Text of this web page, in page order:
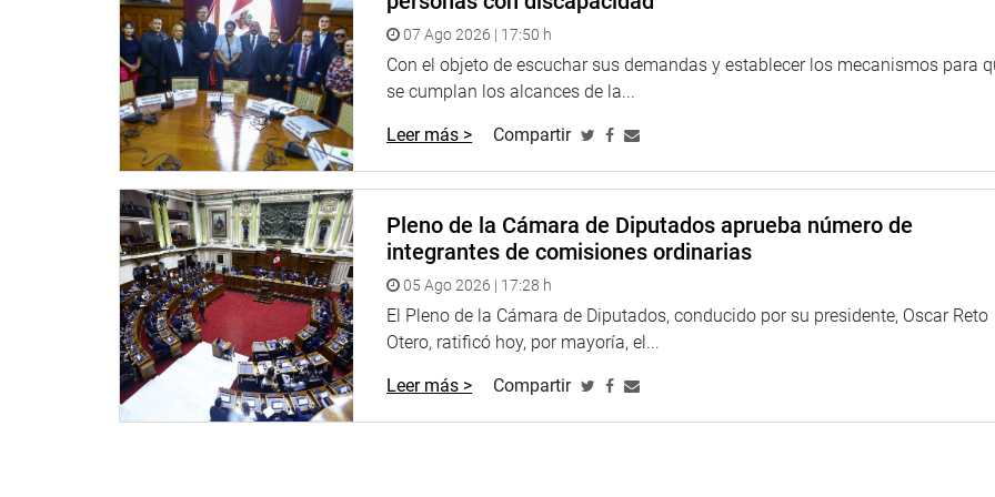
Ética al haber formulado declaraciones públicas agraviantes en perjuicio de su colega José Cueto Aservi
(Avanza País) y, por lo tanto, se le impuso una multa pecuniaria equivalente a 15 días de su remuneración.
OFICINA DE COMUNICACIONES
07 Ago 2026 | 17:50 h
Con el objeto de escuchar sus demandas y establecer los mecanismos para
se cumplan los alcances de la...
Leer más > Compartir
Pleno de la Cámara de Diputados aprueba número de
integrantes de comisiones ordinarias
05 Ago 2026 | 17:28 h
El Pleno de la Cámara de Diputados, conducido por su presidente, Oscar Reto
Otero, ratificó hoy, por mayoría, el...
Leer más > Compartir